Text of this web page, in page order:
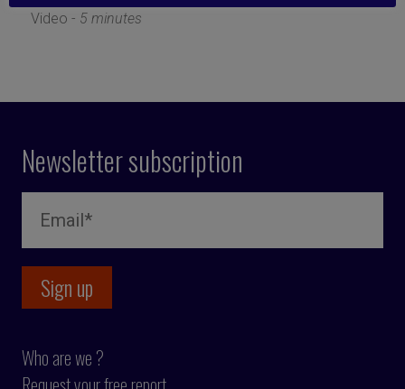
Video - 5 minutes
Newsletter subscription
Who are we ?